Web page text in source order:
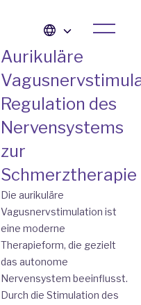
Aurikuläre
Regulation des
Nervensystems
zur
Schmerztherapie
Die aurikuläre
Vagusnervstimulation ist
eine moderne
Therapieform, die gezielt
das autonome
Nervensystem beeinflusst.
Durch die Stimulation des